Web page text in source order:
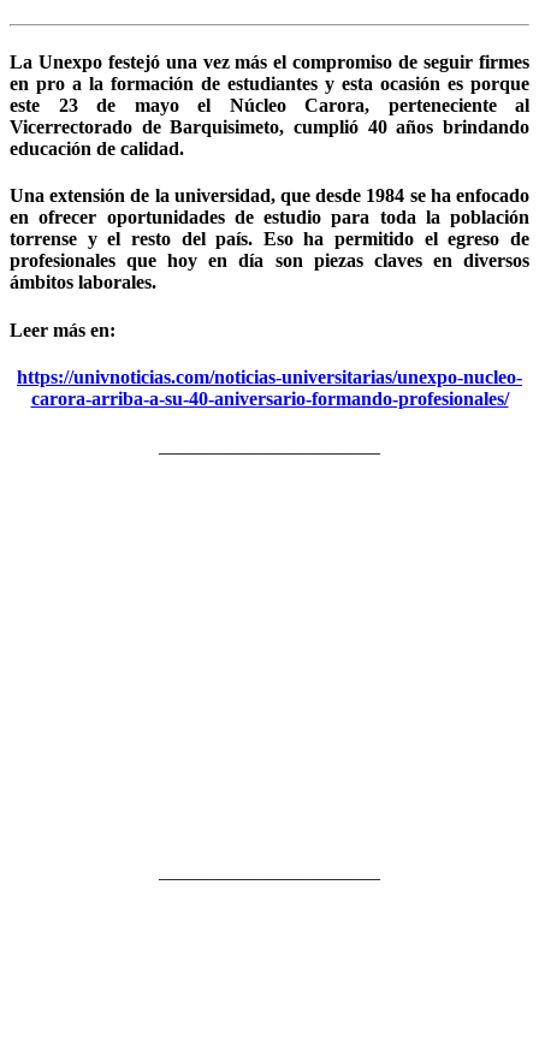
La Unexpo festejó una vez más el compromiso de seguir firmes
en pro a la formación de estudiantes y esta ocasión es porque
este 23 de mayo el Núcleo Carora, perteneciente al
Vicerrectorado de Barquisimeto, cumplió 40 años brindando
educación de calidad.
Una extensión de la universidad, que desde 1984 se ha enfocado
en ofrecer oportunidades de estudio para toda la población
torrense y el resto del país. Eso ha permitido el egreso de
profesionales que hoy en día son piezas claves en diversos
ámbitos laborales.
Leer más en:
https://univnoticias.com/noticias-universitarias/unexpo-nucleo-
carora-arriba-a-su-40-aniversario-formando-profesionales/